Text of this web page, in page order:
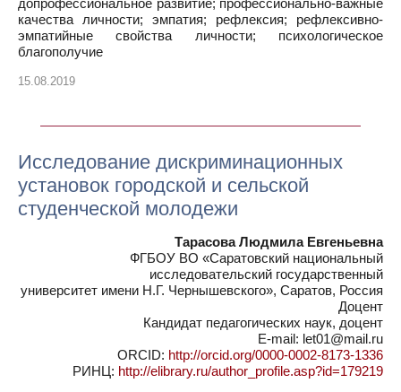
качества личности; эмпатия; рефлексия; рефлексивно-
эмпатийные свойства личности; психологическое
благополучие
15.08.2019
Исследование дискриминационных
установок городской и сельской
студенческой молодежи
Тарасова Людмила Евгеньевна
ФГБОУ ВО «Саратовский национальный
исследовательский государственный
университет имени Н.Г. Чернышевского», Саратов, Россия
Доцент
Кандидат педагогических наук, доцент
E-mail: let01@mail.ru
ORCID: http://orcid.org/0000-0002-8173-1336
РИНЦ: http://elibrary.ru/author_profile.asp?id=179219